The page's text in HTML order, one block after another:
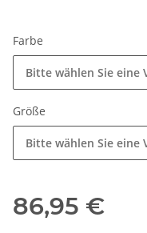
Farbe
Bitte wählen Sie eine
Größe
Bitte wählen Sie eine
86,95 €